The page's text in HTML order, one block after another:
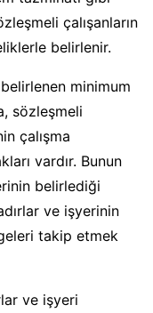
çalışanların
belirlenir.
minimum
sözleşmeli
çalışma
vardır. Bunun
belirlediği
ve işyerinin
takip etmek
ve işyeri